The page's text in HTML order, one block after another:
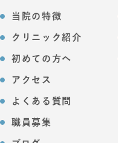
当院の特徴
クリニック紹介
初めての方へ
アクセス
よくある質問
職員募集